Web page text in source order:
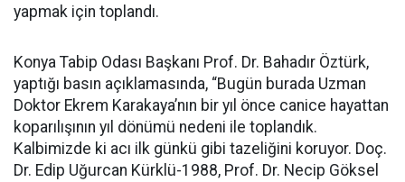
yapmak için toplandı.
Konya Tabip Odası Başkanı Prof. Dr. Bahadır Öztürk,
yaptığı basın açıklamasında, “Bugün burada Uzman
Doktor Ekrem Karakaya’nın bir yıl önce canice hayattan
koparılışının yıl dönümü nedeni ile toplandık.
Kalbimizde ki acı ilk günkü gibi tazeliğini koruyor. Doç.
Dr. Edip Uğurcan Kürklü-1988, Prof. Dr. Necip Göksel